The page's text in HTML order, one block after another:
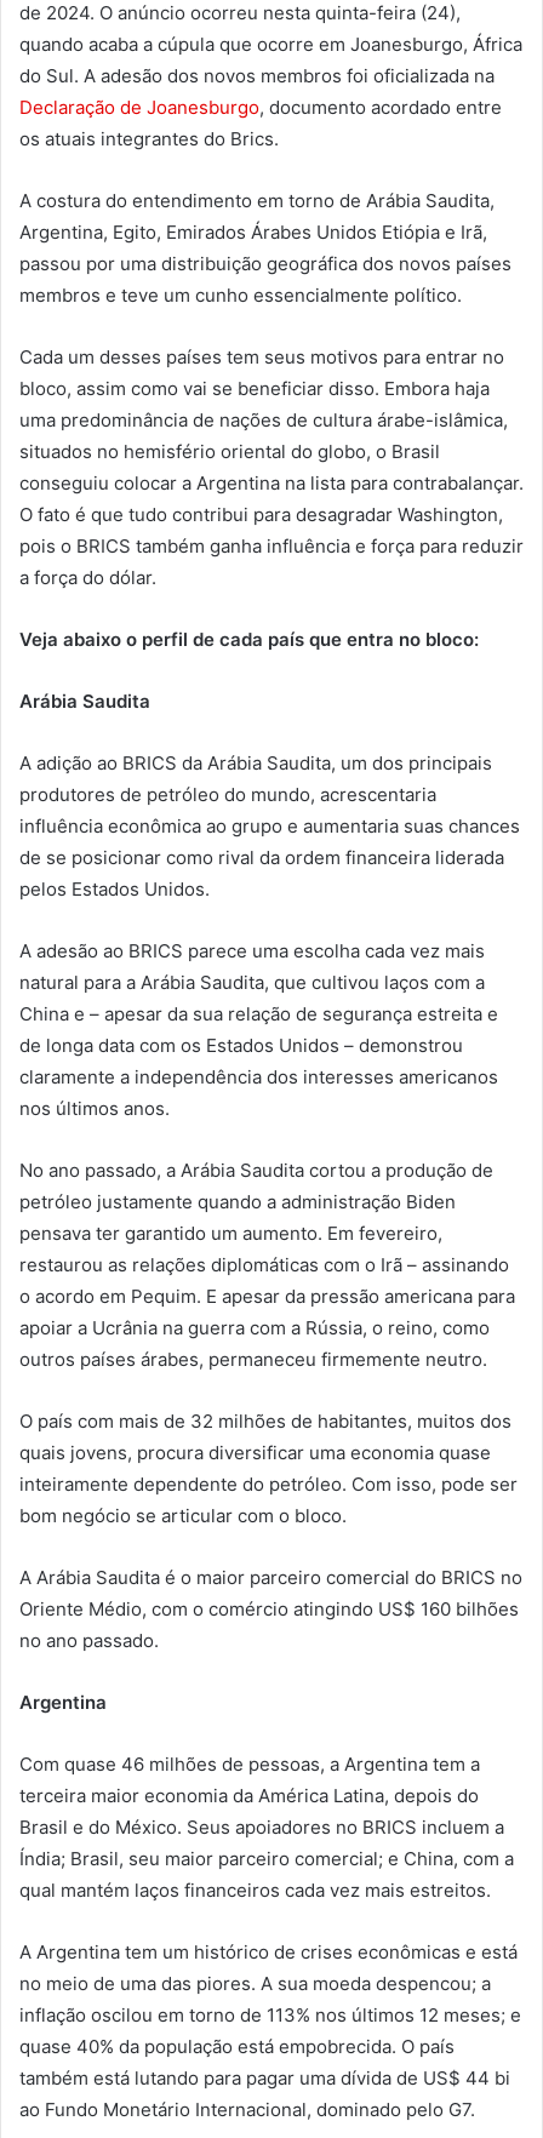
de 2024. O anúncio ocorreu nesta quinta-feira (24),
quando acaba a cúpula que ocorre em Joanesburgo, África
do Sul. A adesão dos novos membros foi oficializada na
Declaração de Joanesburgo, documento acordado entre
os atuais integrantes do Brics.
A costura do entendimento em torno de Arábia Saudita,
Argentina, Egito, Emirados Árabes Unidos Etiópia e Irã,
passou por uma distribuição geográfica dos novos países
membros e teve um cunho essencialmente político.
Cada um desses países tem seus motivos para entrar no
bloco, assim como vai se beneficiar disso. Embora haja
uma predominância de nações de cultura árabe-islâmica,
situados no hemisfério oriental do globo, o Brasil
conseguiu colocar a Argentina na lista para contrabalançar.
O fato é que tudo contribui para desagradar Washington,
pois o BRICS também ganha influência e força para reduzir
a força do dólar.
Veja abaixo o perfil de cada país que entra no bloco:
Arábia Saudita
A adição ao BRICS da Arábia Saudita, um dos principais
produtores de petróleo do mundo, acrescentaria
influência econômica ao grupo e aumentaria suas chances
de se posicionar como rival da ordem financeira liderada
pelos Estados Unidos.
A adesão ao BRICS parece uma escolha cada vez mais
natural para a Arábia Saudita, que cultivou laços com a
China e – apesar da sua relação de segurança estreita e
de longa data com os Estados Unidos – demonstrou
claramente a independência dos interesses americanos
nos últimos anos.
No ano passado, a Arábia Saudita cortou a produção de
petróleo justamente quando a administração Biden
pensava ter garantido um aumento. Em fevereiro,
restaurou as relações diplomáticas com o Irã – assinando
o acordo em Pequim. E apesar da pressão americana para
apoiar a Ucrânia na guerra com a Rússia, o reino, como
outros países árabes, permaneceu firmemente neutro.
O país com mais de 32 milhões de habitantes, muitos dos
quais jovens, procura diversificar uma economia quase
inteiramente dependente do petróleo. Com isso, pode ser
bom negócio se articular com o bloco.
A Arábia Saudita é o maior parceiro comercial do BRICS no
Oriente Médio, com o comércio atingindo US$ 160 bilhões
no ano passado.
Argentina
Com quase 46 milhões de pessoas, a Argentina tem a
terceira maior economia da América Latina, depois do
Brasil e do México. Seus apoiadores no BRICS incluem a
Índia; Brasil, seu maior parceiro comercial; e China, com a
qual mantém laços financeiros cada vez mais estreitos.
A Argentina tem um histórico de crises econômicas e está
no meio de uma das piores. A sua moeda despencou; a
inflação oscilou em torno de 113% nos últimos 12 meses; e
quase 40% da população está empobrecida. O país
também está lutando para pagar uma dívida de US$ 44 bi
ao Fundo Monetário Internacional, dominado pelo G7.